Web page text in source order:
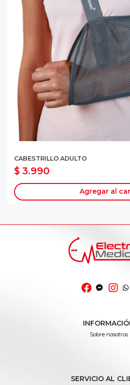
CABESTRILLO ADULTO
$ 3.990
Agregar al
Sobre nosotros
SERVICIO AL